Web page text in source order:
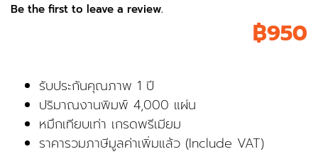
Be the first to leave a review.
฿950
รับประกันคุณภาพ 1 ปี
ปริมาณงานพิมพ์ 4,000 แผ่น
หมึกเทียบเท่า เกรดพรีเมียม
ราคารวมภาษีมูลค่าเพิ่มแล้ว (Include VAT)